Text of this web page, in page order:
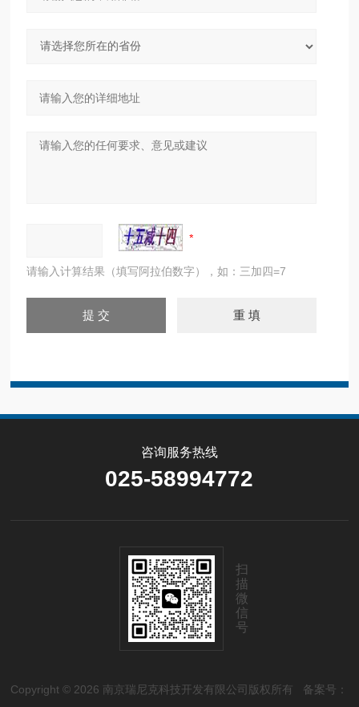
请输入计算结果（填写阿拉伯数字），如：三加四=7
咨询服务热线
025-58994772
扫
描
微
信
号
Copyright © 2026 南京瑞尼克科技开发有限公司版权所有 备案号：